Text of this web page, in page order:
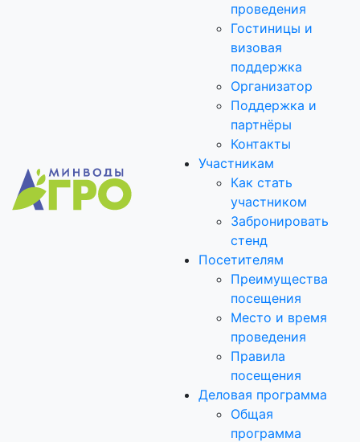
проведения
Гостиницы и
визовая
поддержка
Организатор
Поддержка и
партнёры
Контакты
Участникам
Как стать
участником
Забронировать
стенд
Посетителям
Преимущества
посещения
Место и время
проведения
Правила
посещения
Деловая программа
Общая
программа